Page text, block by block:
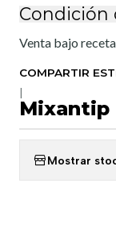
Condición
Venta bajo
COMPARTIR
Mixantip
Mostrar